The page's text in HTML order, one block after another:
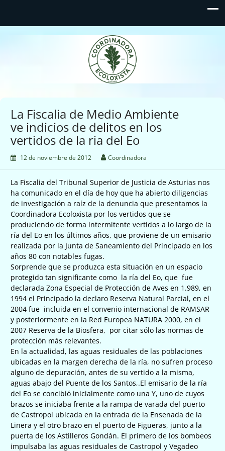
Coordinadora Ecoloxista
d'Asturies
La Fiscalia de Medio Ambiente
ve indicios de delitos en los
vertidos de la ria del Eo
12 de noviembre de 2012 Coordinadora
La Fiscalia del Tribunal Superior de Justicia de Asturias nos
ha comunicado en el día de hoy que ha abierto diligencias
de investigación a raíz de la denuncia que presentamos la
Coordinadora Ecoloxista por los vertidos que se
produciendo de forma intermitente vertidos a lo largo de la
ría del Eo en los últimos años, que proviene de un emisario
realizada por la Junta de Saneamiento del Principado en los
años 80 con notables fugas.
Sorprende que se produzca esta situación en un espacio
protegido tan significante como la ría del Eo, que fue
declarada Zona Especial de Protección de Aves en 1.989, en
1994 el Principado la declaro Reserva Natural Parcial, en el
2004 fue incluida en el convenio internacional de RAMSAR
y posteriormente en la Red Europea NATURA 2000, en el
2007 Reserva de la Biosfera, por citar sólo las normas de
protección más relevantes.
En la actualidad, las aguas residuales de las poblaciones
ubicadas en la margen derecha de la ría, no sufren proceso
alguno de depuración, antes de su vertido a la misma,
aguas abajo del Puente de los Santos,.El emisario de la ría
del Eo se concibió inicialmente como una Y, uno de cuyos
brazos se iniciaba frente a la rampa de varada del puerto
de Castropol ubicada en la entrada de la Ensenada de la
Linera y el otro brazo en el puerto de Figueras, junto a la
puerta de los Astilleros Gondán. El primero de los bombeos
impulsaba las aguas residuales de Castropol y Vegadeo